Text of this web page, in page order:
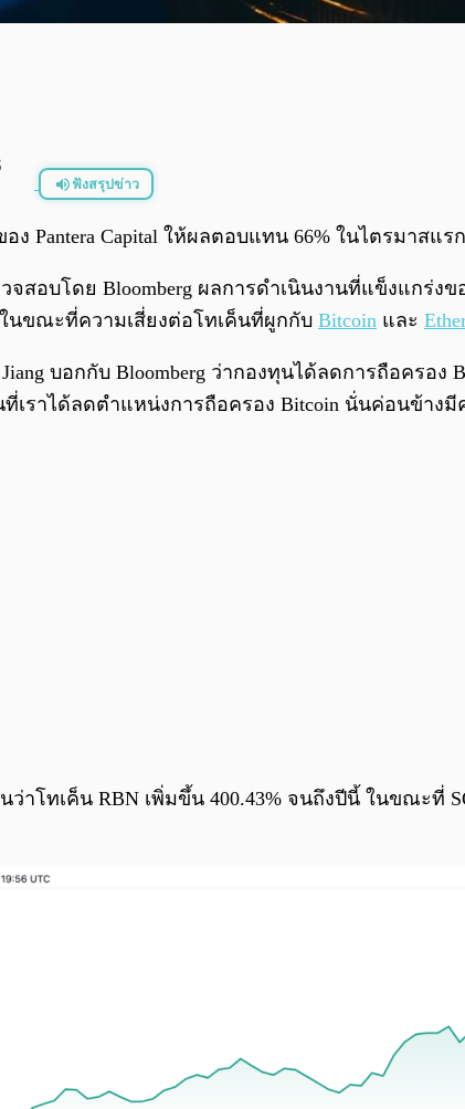
ฟังสรุปข่าว
อง Pantera Capital ให้ผลตอบแทน 66% ในไตรมา
สอบโดย Bloomberg ผลการดำเนินงานที่แข็งแกร่
ในขณะที่ความเสี่ยงต่อโทเค็นที่ผูกกับ Bitcoin และ
บอกกับ Bloomberg ว่ากองทุนได้ลดการถือครอ
ราได้ลดตำแหน่งการถือครอง Bitcoin นั่นค่อนข้างมี
ว่าโทเค็น RBN เพิ่มขึ้น 400.43% จนถึงปีนี้ ในขณะที่